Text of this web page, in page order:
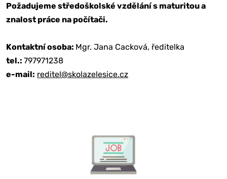
Požadujeme středoškolské vzdělání s maturitou a
znalost práce na počítači.
Kontaktní osoba: Mgr. Jana Cacková, ředitelka
tel.: 797971238
e-mail: reditel@skolazelesice.cz